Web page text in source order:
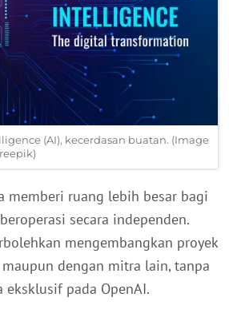
(AI), kecerdasan buatan. (Image
memberi ruang lebih besar bagi
secara independen.
mengembangkan proyek
dengan mitra lain, tanpa
eksklusif pada OpenAI.